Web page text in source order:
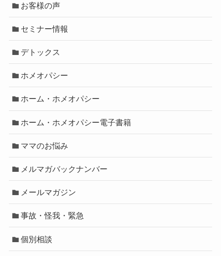
お客様の声
セミナー情報
デトックス
ホメオパシー
ホーム・ホメオパシー
ホーム・ホメオパシー電子書籍
ママのお悩み
メルマガバックナンバー
メールマガジン
事故・怪我・緊急
個別相談